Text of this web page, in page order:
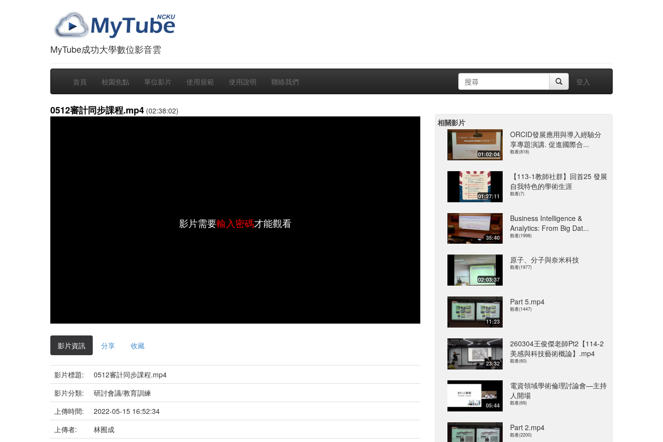
MyTube成功大學數位影音雲
首頁 校園焦點 單位影片 使用規範 使用說明 聯絡我們 登入
0512審計同步課程.mp4 (02:38:02)
影片需要輸入密碼才能觀看
影片資訊 分享 收藏
影片標題:
0512審計同步課程.mp4
影片分類:
研討會議/教育訓練
上傳時間:
2022-05-15 16:52:34
上傳者:
林囿成
相關影片
01:02:04
ORCID發展應用與導入經驗分
享專題演講. 促進國際合...
觀看(818)
01:27:11
【113-1教師社群】回首25 發展
自我特色的學術生涯
觀看(7)
35:40
Business Intelligence &
Analytics: From Big Dat...
觀看(1998)
02:03:37
原子、分子與奈米科技
觀看(1977)
11:23
Part 5.mp4
觀看(1447)
23:32
260304王俊傑老師Pt2【114-2
美感與科技藝術概論】.mp4
觀看(60)
05:44
電資領域學術倫理討論會—主持
人開場
觀看(69)
Part 2.mp4
觀看(2200)